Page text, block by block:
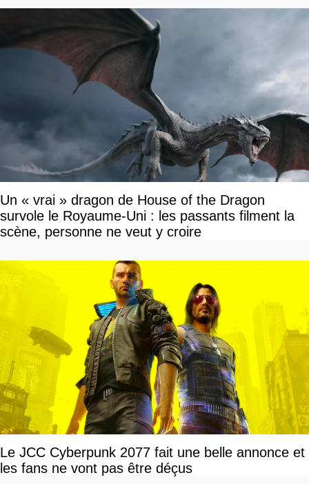
Un « vrai » dragon de House of the Dragon
survole le Royaume-Uni : les passants filment la
scène, personne ne veut y croire
Le JCC Cyberpunk 2077 fait une belle annonce et
les fans ne vont pas être déçus